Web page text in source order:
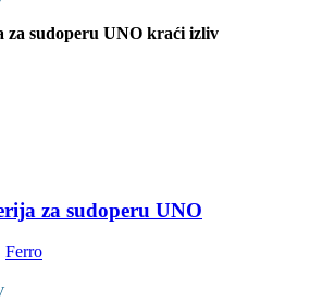
za sudoperu UNO kraći izliv
za sudoperu UNO
Ferro